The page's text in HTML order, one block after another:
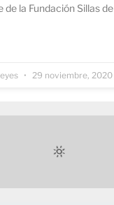
de la Fundación Sillas
29 noviembre, 2020